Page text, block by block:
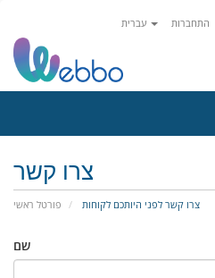
התחברות
צרו קשר
פורטל ראשי צרו קשר לפני היותכם לקוחות
שם